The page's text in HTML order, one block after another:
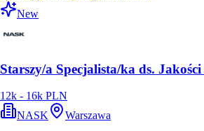
New
Starszy/a Specjalista/ka ds.
12k - 16k PLN
NASK
Warszawa